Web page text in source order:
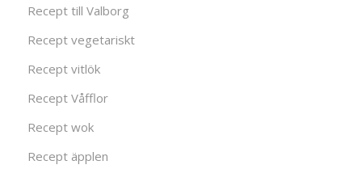
Recept till Valborg
Recept vegetariskt
Recept vitlök
Recept Våfflor
Recept wok
Recept äpplen